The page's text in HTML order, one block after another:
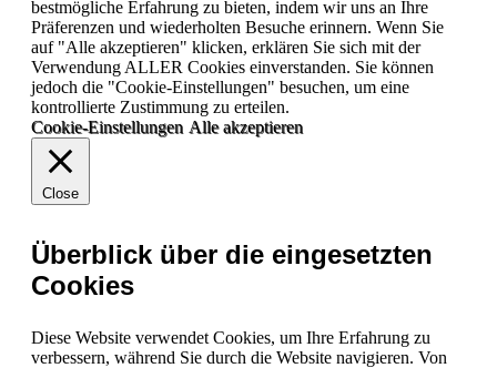
bestmögliche Erfahrung zu bieten, indem wir uns an Ihre
Präferenzen und wiederholten Besuche erinnern. Wenn Sie
auf "Alle akzeptieren" klicken, erklären Sie sich mit der
Verwendung ALLER Cookies einverstanden. Sie können
jedoch die "Cookie-Einstellungen" besuchen, um eine
kontrollierte Zustimmung zu erteilen.
Cookie-Einstellungen Alle akzeptieren
Close
Überblick über die eingesetzten
Cookies
Diese Website verwendet Cookies, um Ihre Erfahrung zu
verbessern, während Sie durch die Website navigieren. Von